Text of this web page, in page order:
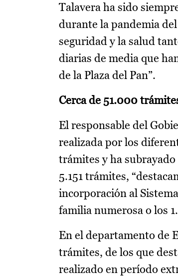
Talavera ha sido
durante la pandemia
seguridad y la salud
diarias de media que
de la Plaza del Pan”.
Cerca de 51.000
El responsable del
realizada por los
trámites y ha
5.151 trámites,
incorporación al
familia numerosa o los
En el departamento de
trámites, de los que
realizado en período